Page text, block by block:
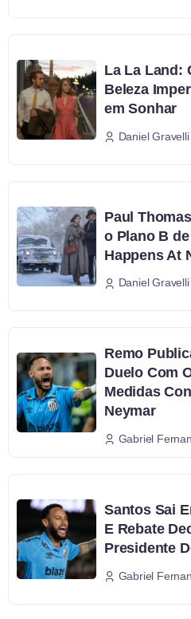
La La Land:
Beleza
em Sonhar
Daniel Gravelli
Paul
o Plano B
Happens At
Daniel Gravelli
Remo
Duelo Com
Medidas
Neymar
Gabriel
Santos Sai
E Rebate
Presidente
Gabriel